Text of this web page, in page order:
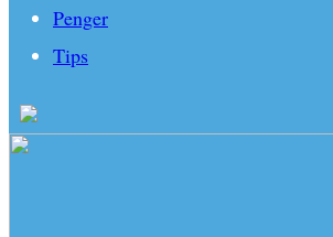
Penger
Tips